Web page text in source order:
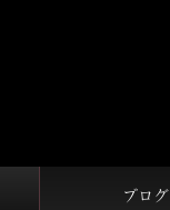
ブログ